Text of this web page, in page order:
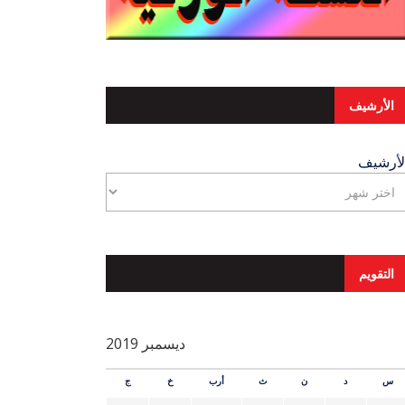
الأرشيف
التقويم
ديسمبر 2019
س د ن ث أرب خ ج